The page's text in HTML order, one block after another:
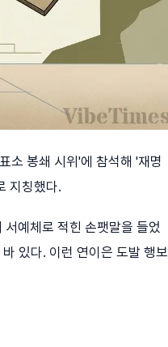
소 봉쇄 시위'에 참석해 '재명
지칭했다.
예체로 적힌 손팻말을 들었
있다. 이런 연이은 도발 행보